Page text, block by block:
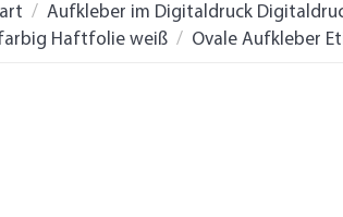
Aufkleber im Digitaldruck
Haftfolie weiß
Ovale Aufkleber